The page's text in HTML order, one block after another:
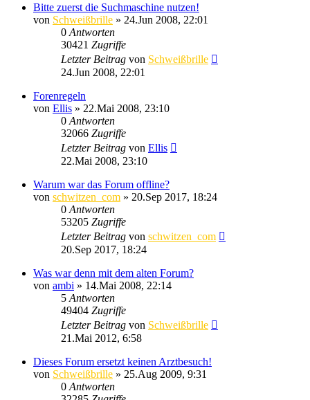
Bitte zuerst die Suchmaschine nutzen!
von Schweißbrille » 24.Jun 2008, 22:01
0 Antworten
30421 Zugriffe
Letzter Beitrag von Schweißbrille
24.Jun 2008, 22:01
Forenregeln
von Ellis » 22.Mai 2008, 23:10
0 Antworten
32066 Zugriffe
Letzter Beitrag von Ellis
22.Mai 2008, 23:10
Warum war das Forum offline?
von schwitzen_com » 20.Sep 2017, 18:24
0 Antworten
53205 Zugriffe
Letzter Beitrag von schwitzen_com
20.Sep 2017, 18:24
Was war denn mit dem alten Forum?
von ambi » 14.Mai 2008, 22:14
5 Antworten
49404 Zugriffe
Letzter Beitrag von Schweißbrille
21.Mai 2012, 6:58
Dieses Forum ersetzt keinen Arztbesuch!
von Schweißbrille » 25.Aug 2009, 9:31
0 Antworten